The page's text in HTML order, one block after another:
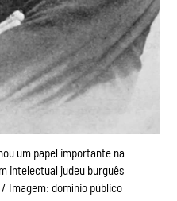
um papel importante na
intelectual judeu burguês
Imagem: domínio público